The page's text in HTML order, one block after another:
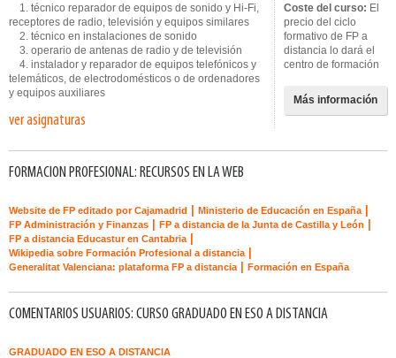
1. técnico reparador de equipos de sonido y Hi-Fi,
receptores de radio, televisión y equipos similares
2. técnico en instalaciones de sonido
3. operario de antenas de radio y de televisión
4. instalador y reparador de equipos telefónicos y
telemáticos, de electrodomésticos o de ordenadores
y equipos auxiliares
ver asignaturas
Coste del curso: El
precio del ciclo
formativo de FP a
distancia lo dará el
centro de formación
Más información
FORMACION PROFESIONAL: RECURSOS EN LA WEB
Website de FP editado por Cajamadrid Ministerio de Educación en España
FP Administración y Finanzas FP a distancia de la Junta de Castilla y León
FP a distancia Educastur en Cantabria
Wikipedia sobre Formación Profesional a distancia
Generalitat Valenciana: plataforma FP a distancia Formación en España
COMENTARIOS USUARIOS: CURSO GRADUADO EN ESO A DISTANCIA
GRADUADO EN ESO A DISTANCIA